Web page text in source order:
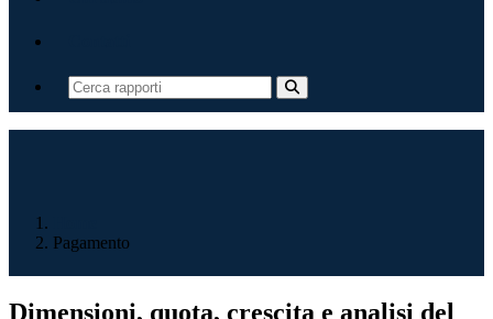
Pagamento
Dimensioni, quota, crescita e analisi del